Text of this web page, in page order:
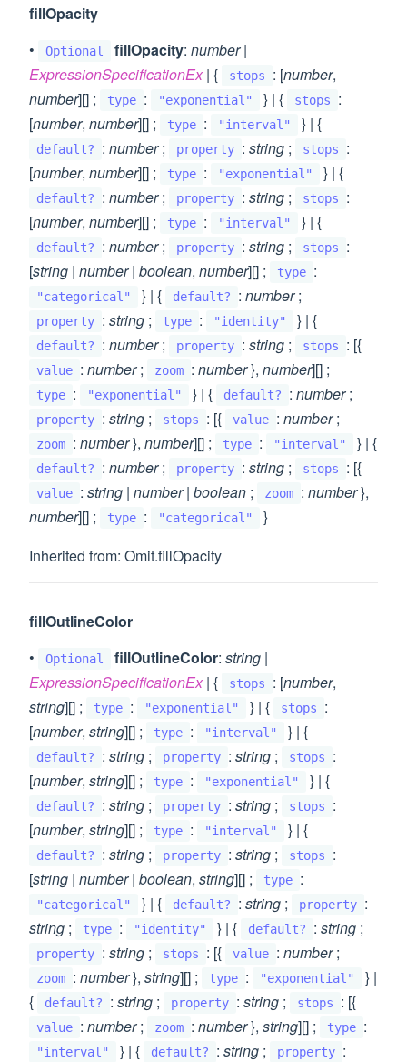
fillOpacity
•
Optional fillOpacity: number|
ExpressionSpecificationEx| { stops : [number,
number][] ; type : "exponential" } | { stops
:
[number, number][] ; type : "interval" } | {
default? : number; property : string ; stops
:
[number, number][] ; type : "exponential" } | {
default? : number; property : string ; stops
:
[number, number][] ; type : "interval" } | {
default? : number; property : string ; stops
:
[string | number| boolean, number][] ; type :
"categorical" } | { default? : number;
property : string ; type : "identity" } | {
default? : number; property : string ; stops : [{
value : number; zoom : number}, number][] ;
type : "exponential" } | { default? : number;
property : string ; stops : [{ value : number;
zoom : number}, number][] ; type : "interval" } | {
default? : number; property : string ; stops : [{
value : string | number| boolean ; zoom : number},
number][] ; type : "categorical"
}
Inherited from: Omit.fillOpacity
fillOutlineColor
•
Optional fillOutlineColor: string |
ExpressionSpecificationEx| { stops : [number,
string][] ; type : "exponential" } | { stops
:
[number, string][] ; type : "interval" } | {
default? : string ; property : string ; stops
:
[number, string][] ; type : "exponential" } | {
default? : string ; property : string ; stops
:
[number, string][] ; type : "interval" } | {
default? : string ; property : string ; stops
:
[string | number| boolean, string][] ; type :
"categorical" } | { default? : string ; property :
string ; type : "identity" } | { default? : string ;
property : string ; stops : [{ value : number;
zoom : number}, string][] ; type : "exponential"
} |
{
default? : string ; property : string ; stops : [{
value : number; zoom : number}, string][] ; type :
"interval" } | { default? : string ; property :